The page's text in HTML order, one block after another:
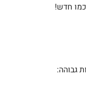
גבוהה: